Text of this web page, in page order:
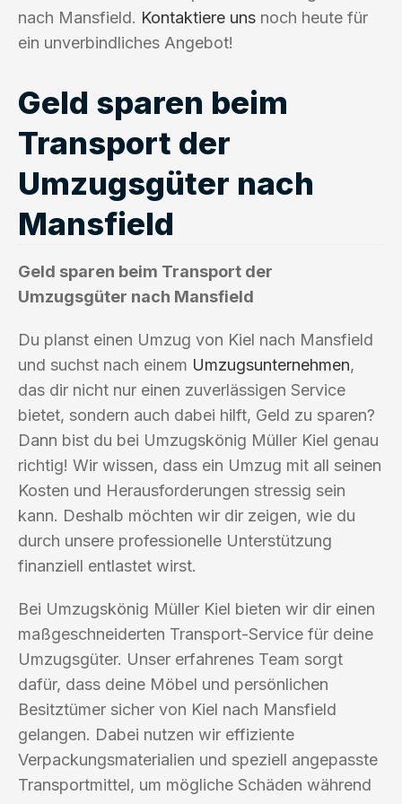
nach Mansfield. Kontaktiere uns noch heute für
ein unverbindliches Angebot!
Geld sparen beim
Transport der
Umzugsgüter nach
Mansfield
Geld sparen beim Transport der
Umzugsgüter nach Mansfield
Du planst einen Umzug von Kiel nach Mansfield
und suchst nach einem Umzugsunternehmen,
das dir nicht nur einen zuverlässigen Service
bietet, sondern auch dabei hilft, Geld zu sparen?
Dann bist du bei Umzugskönig Müller Kiel genau
richtig! Wir wissen, dass ein Umzug mit all seinen
Kosten und Herausforderungen stressig sein
kann. Deshalb möchten wir dir zeigen, wie du
durch unsere professionelle Unterstützung
finanziell entlastet wirst.
Bei Umzugskönig Müller Kiel bieten wir dir einen
maßgeschneiderten Transport-Service für deine
Umzugsgüter. Unser erfahrenes Team sorgt
dafür, dass deine Möbel und persönlichen
Besitztümer sicher von Kiel nach Mansfield
gelangen. Dabei nutzen wir effiziente
Verpackungsmaterialien und speziell angepasste
Transportmittel, um mögliche Schäden während